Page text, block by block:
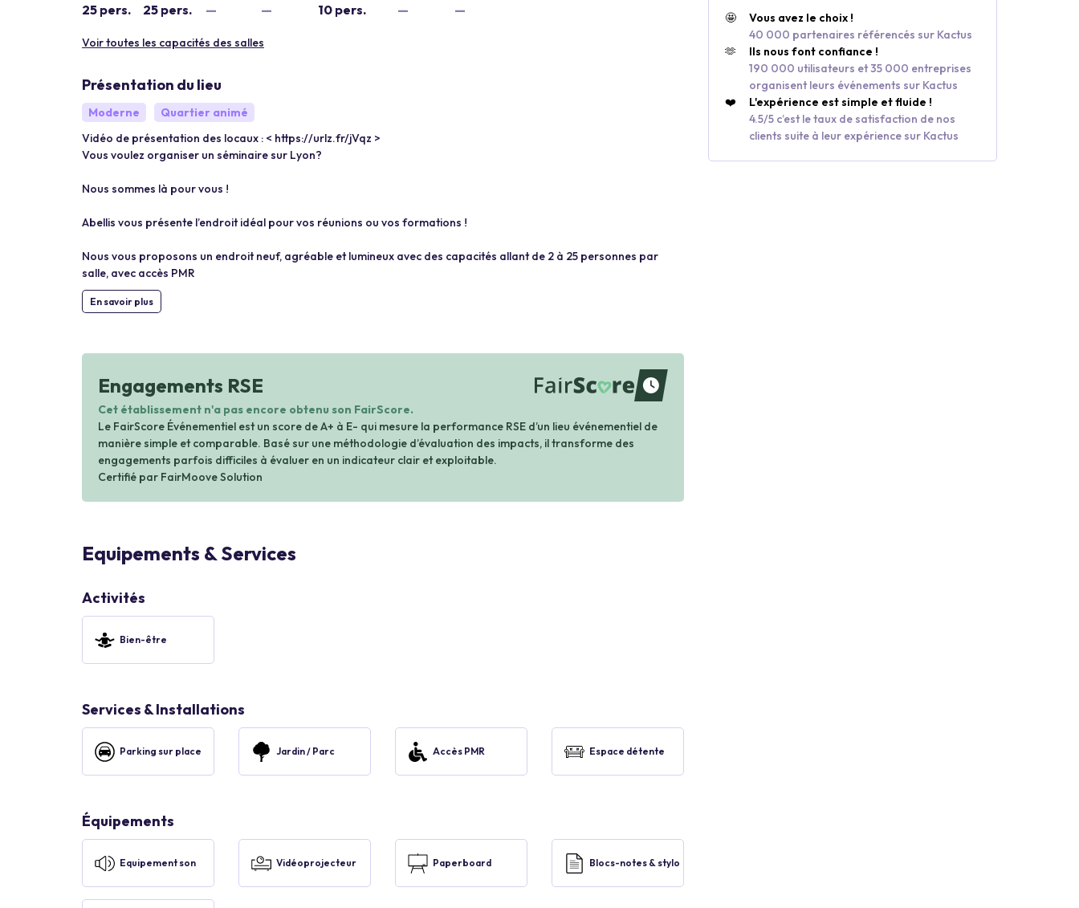
25 pers. 25 pers. — — 10 pers. — —
Voir toutes les capacités des salles
Présentation du lieu
Moderne
Quartier animé
Vidéo de présentation des locaux : < https://urlz.fr/jVqz >
Vous voulez organiser un séminaire sur Lyon?
Nous sommes là pour vous !
Abellis vous présente l’endroit idéal pour vos réunions ou vos formations !
Nous vous proposons un endroit neuf, agréable et lumineux avec des capacités allant de 2 à 25 personnes par
salle, avec accès PMR
En savoir plus
Engagements RSE
waiting
Cet établissement n'a pas encore obtenu son FairScore.
Le FairScore Événementiel est un score de A+ à E- qui mesure la performance RSE d’un lieu événementiel de
manière simple et comparable. Basé sur une méthodologie d’évaluation des impacts, il transforme des
engagements parfois difficiles à évaluer en un indicateur clair et exploitable.
Certifié par FairMoove Solution
Equipements & Services
Activités
Bien-être
Services & Installations
Parking sur place Jardin / Parc Accès PMR Espace détente
Équipements
Equipement son Vidéoprojecteur Paperboard Blocs-notes & stylo
🤩
Vous avez le choix !
40 000 partenaires référencés sur Kactus
🫶
Ils nous font confiance !
190 000 utilisateurs et 35 000 entreprises
organisent leurs événements sur Kactus
❤️
L'expérience est simple et fluide !
4.5/5 c’est le taux de satisfaction de nos
clients suite à leur expérience sur Kactus